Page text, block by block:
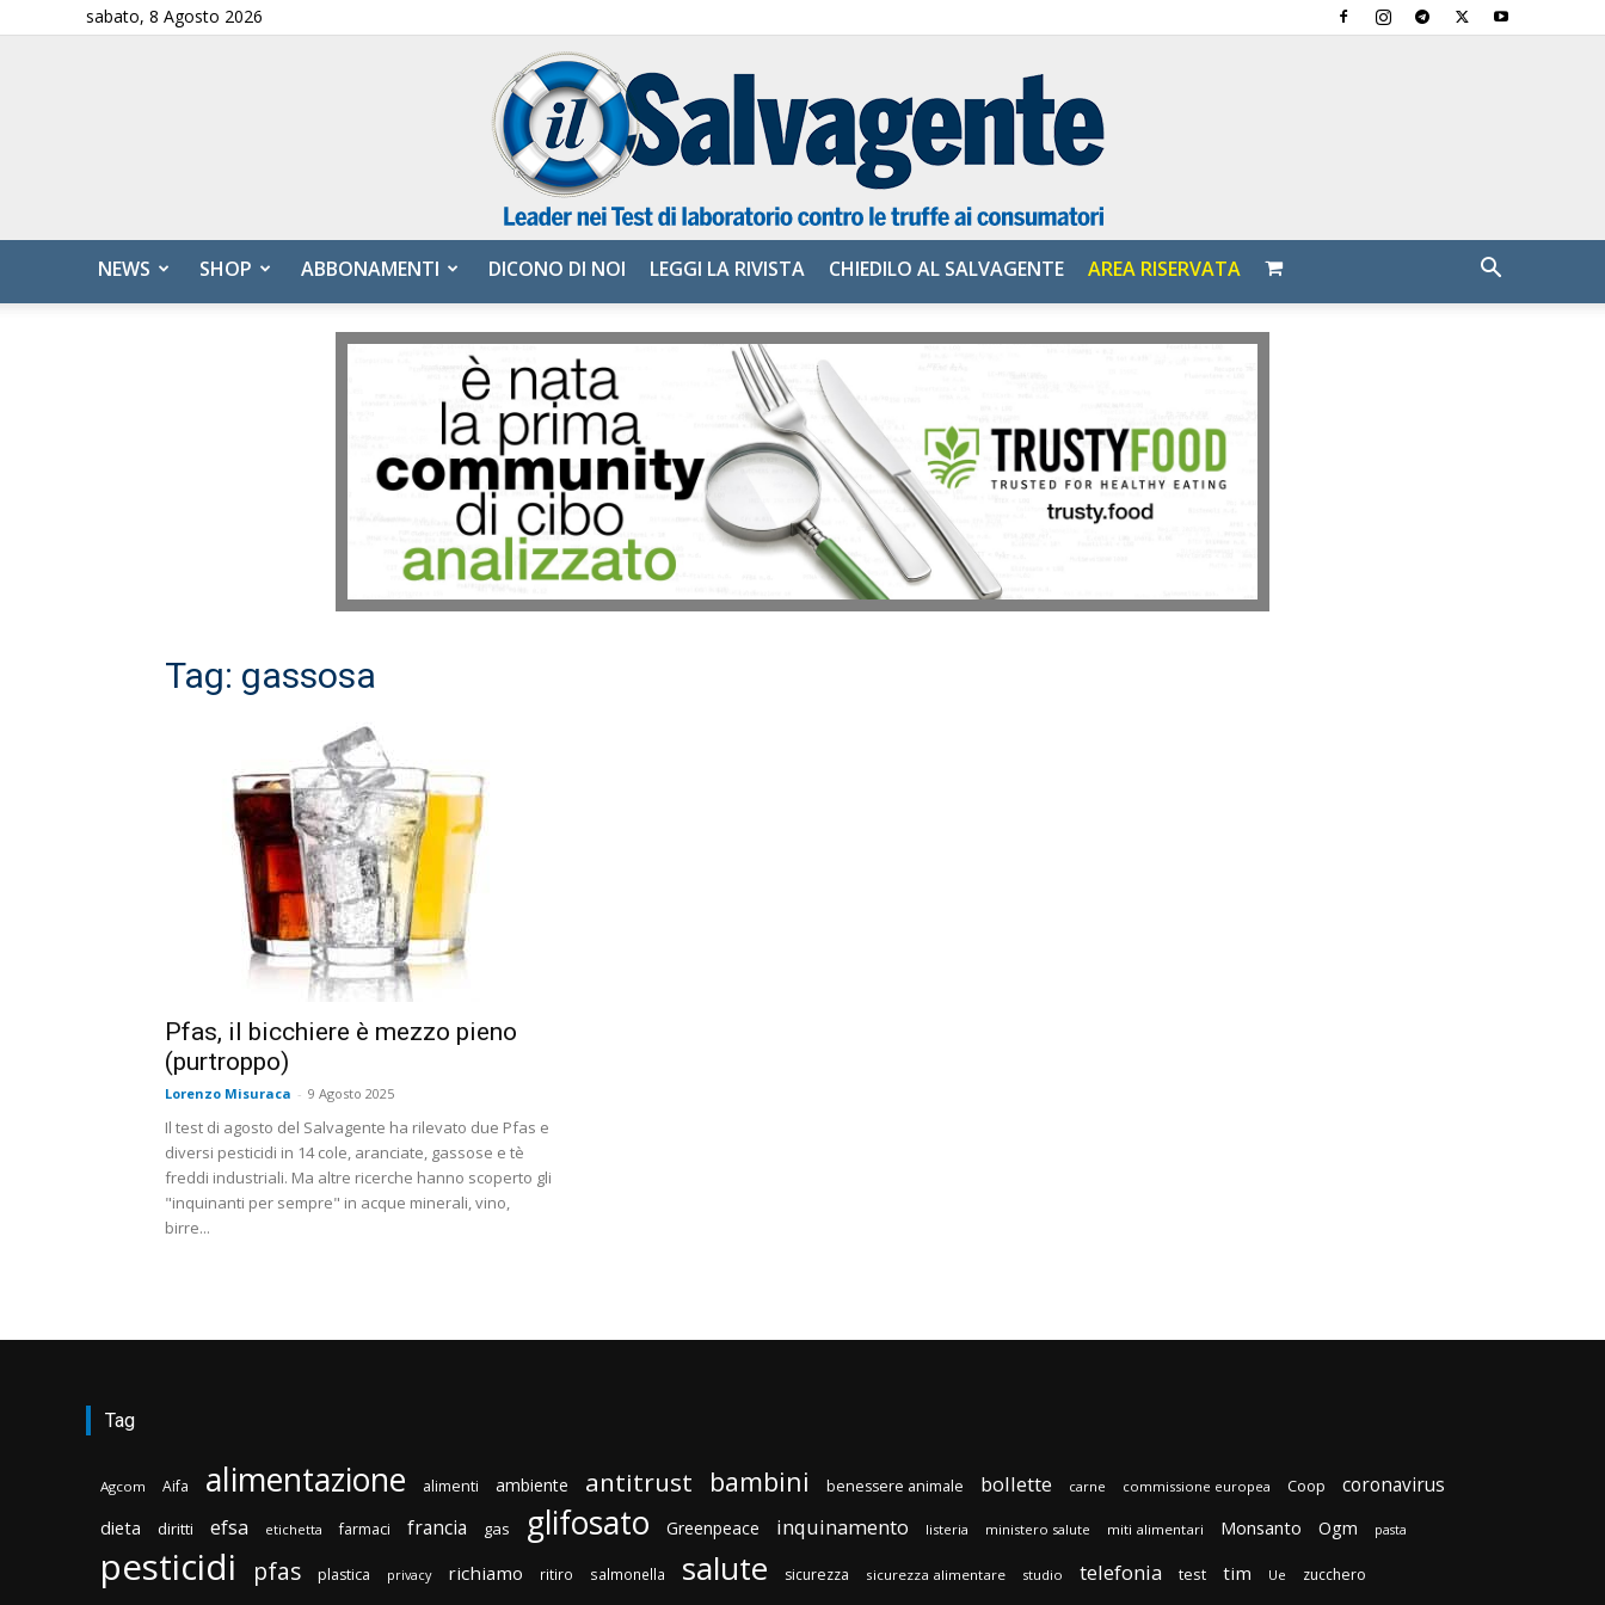
sabato, 8 Agosto 2026
Salvagente
NEWS SHOP ABBONAMENTI DICONO DI NOI LEGGI LA RIVISTA CHIEDILO AL SALVAGENTE AREA RISERVATA
Tag: gassosa
Pfas, il bicchiere è mezzo pieno
(purtroppo)
Lorenzo Misuraca - 9 Agosto 2025
Il test di agosto del Salvagente ha rilevato due Pfas e
diversi pesticidi in 14 cole, aranciate, gassose e tè
freddi industriali. Ma altre ricerche hanno scoperto gli
"inquinanti per sempre" in acque minerali, vino,
birre...
Tag
Agcom Aifa alimentazione alimenti ambiente antitrust bambini benessere animale bollette carne commissione europea Coop coronavirus
dieta diritti efsa etichetta farmaci francia gas glifosato Greenpeace inquinamento listeria ministero salute miti alimentari Monsanto Ogm pasta
pesticidi pfas plastica privacy richiamo ritiro salmonella salute sicurezza sicurezza alimentare studio telefonia test tim Ue zucchero